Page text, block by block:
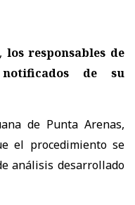
los responsables de
de su
de Punta Arenas,
el procedimiento se
análisis desarrollado